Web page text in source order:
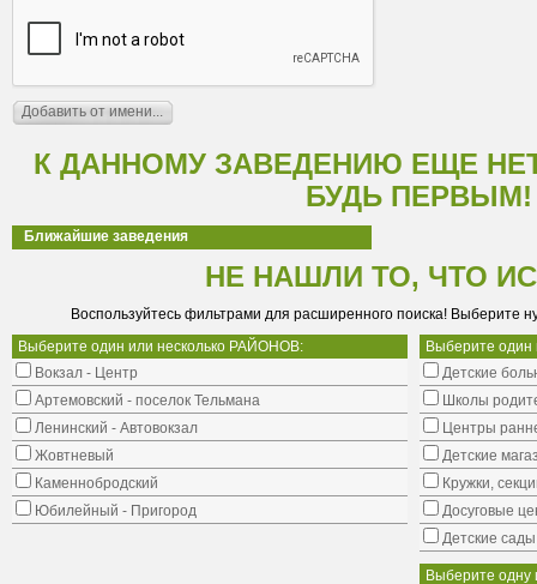
К ДАННОМУ ЗАВЕДЕНИЮ ЕЩЕ
БУДЬ ПЕРВЫМ!
Ближайшие заведения
НЕ НАШЛИ ТО, ЧТО
Воспользуйтесь фильтрами для расширенного поиска! Выберите
Выберите один или несколько РАЙОНОВ:
Вокзал - Центр
Артемовский - поселок Тельмана
Ленинский - Автовокзал
Жовтневый
Каменнобродский
Юбилейный - Пригород
Выберите
Детские
Школы
Центры
Детские
Кружки,
Досуговые
Детские сады
Выберите одну